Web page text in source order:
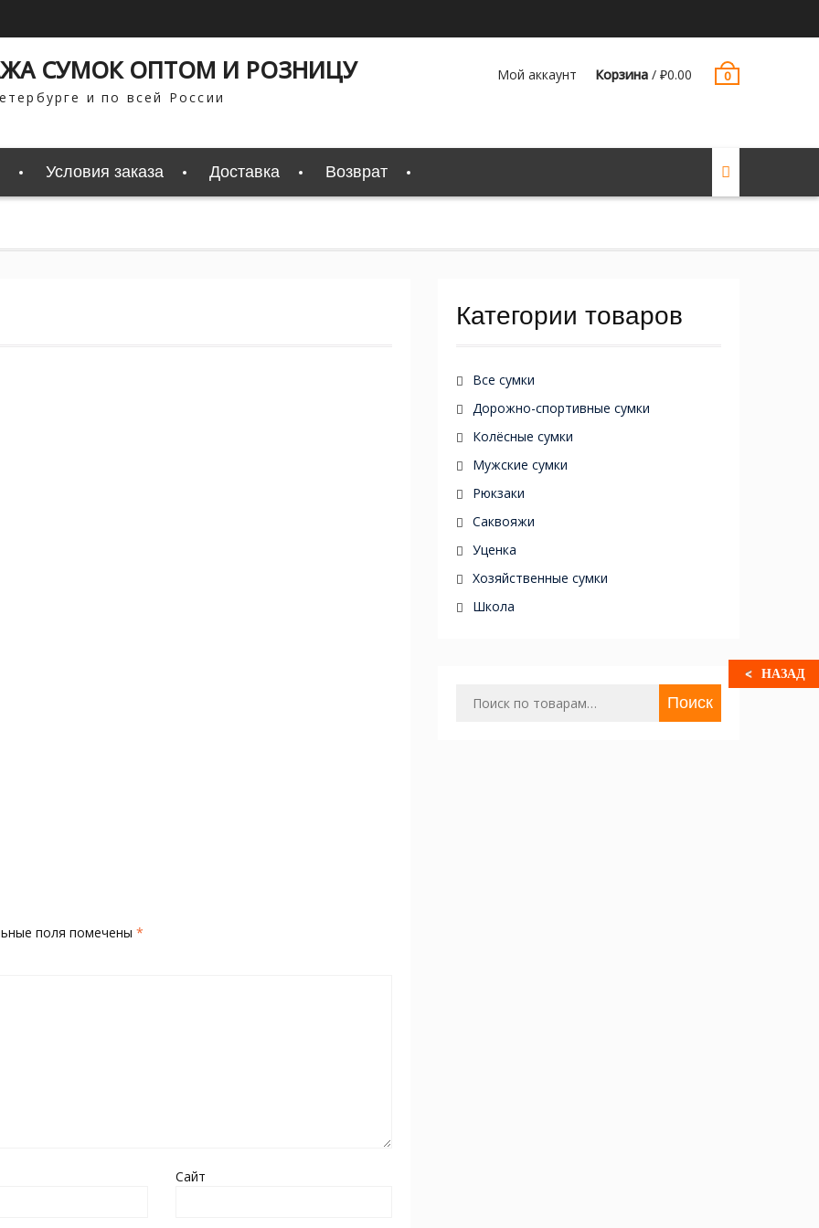
СУМОК ОПТОМ И РОЗНИЦУ
и по всей России
Мой аккаунт Корзина / ₽0.00 0
Условия заказа Доставка Возврат
поля помечены *
Сайт
Категории товаров
Все сумки
Дорожно-спортивные сумки
Колёсные сумки
Мужские сумки
Рюкзаки
Саквояжи
Уценка
Хозяйственные сумки
Школа
Поиск
НАЗАД